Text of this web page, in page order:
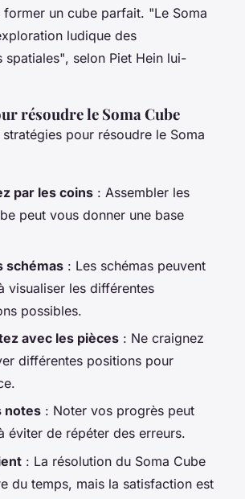
un cube parfait. "Le Soma
ludique des
spatiales", selon Piet Hein lui-
résoudre le Soma Cube
pour résoudre le Soma
par les coins : Assembler les
peut vous donner une base
schémas : Les schémas peuvent
visualiser les différentes
possibles.
avec les pièces : Ne craignez
différentes positions pour
notes : Noter vos progrès peut
éviter de répéter des erreurs.
: La résolution du Soma Cube
du temps, mais la satisfaction est